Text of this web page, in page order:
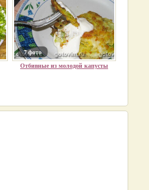
7 фото
Отбивные из молодой капусты